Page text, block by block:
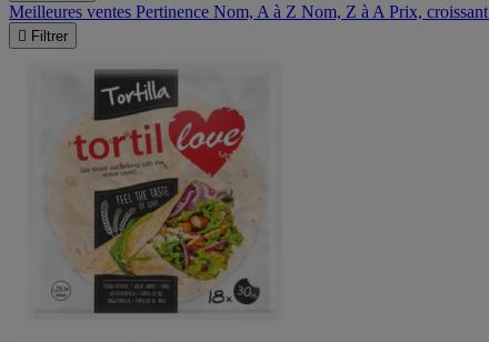
Meilleures ventes Pertinence Nom, A à Z Nom, Z à A Prix, croissant
 Filtrer